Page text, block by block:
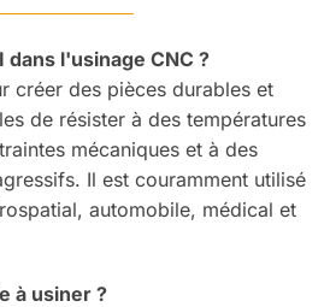
dans l'usinage CNC ?
créer des pièces durables et
de résister à des températures
mécaniques et à des
Il est couramment utilisé
automobile, médical et
à usiner ?